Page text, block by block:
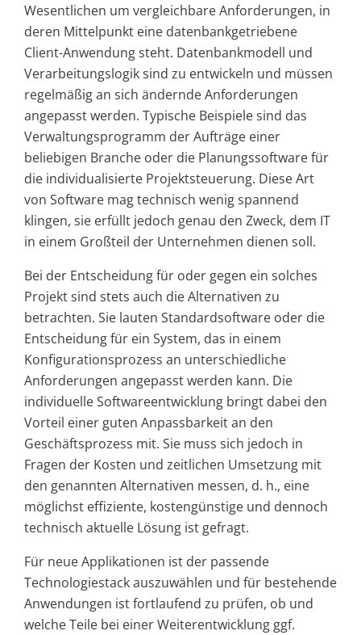
Wesentlichen um vergleichbare Anforderungen, in
deren Mittelpunkt eine datenbankgetriebene
Client-Anwendung steht. Datenbankmodell und
Verarbeitungslogik sind zu entwickeln und müssen
regelmäßig an sich ändernde Anforderungen
angepasst werden. Typische Beispiele sind das
Verwaltungsprogramm der Aufträge einer
beliebigen Branche oder die Planungssoftware für
die individualisierte Projektsteuerung. Diese Art
von Software mag technisch wenig spannend
klingen, sie erfüllt jedoch genau den Zweck, dem IT
in einem Großteil der Unternehmen dienen soll.
Bei der Entscheidung für oder gegen ein solches
Projekt sind stets auch die Alternativen zu
betrachten. Sie lauten Standardsoftware oder die
Entscheidung für ein System, das in einem
Konfigurationsprozess an unterschiedliche
Anforderungen angepasst werden kann. Die
individuelle Softwareentwicklung bringt dabei den
Vorteil einer guten Anpassbarkeit an den
Geschäftsprozess mit. Sie muss sich jedoch in
Fragen der Kosten und zeitlichen Umsetzung mit
den genannten Alternativen messen, d. h., eine
möglichst effiziente, kostengünstige und dennoch
technisch aktuelle Lösung ist gefragt.
Für neue Applikationen ist der passende
Technologiestack auszuwählen und für bestehende
Anwendungen ist fortlaufend zu prüfen, ob und
welche Teile bei einer Weiterentwicklung ggf.